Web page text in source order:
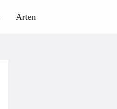
Arten